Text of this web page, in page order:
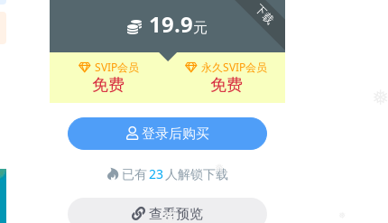
下载
19.9元
SVIP会员
免费
永久SVIP会员
免费
登录后购买
已有23 人解锁下载
查看预览